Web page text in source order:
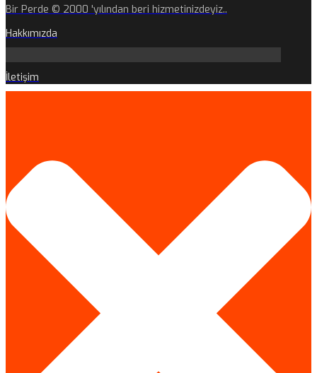
Bir Perde © 2000 'yılından beri hizmetinizdeyiz..
Hakkımızda
İletişim